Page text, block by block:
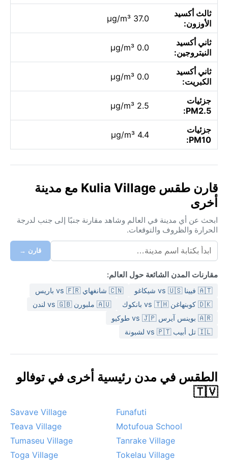
ثالث أكسيد
الأوزون:
37.0 µg/m³
ثاني أكسيد
النيتروجين:
0.0 µg/m³
ثاني أكسيد
الكبريت:
0.0 µg/m³
جزئيات
PM2.5:
2.5 µg/m³
جزئيات
PM10:
4.4 µg/m³
قارن طقس Kulia Village مع مدينة
أخرى
ابحث عن أي مدينة في العالم وشاهد مقارنة جنبًا إلى جنب لدرجة
الحرارة والظروف والتوقعات.
قارن →
مقارنات المدن الشائعة حول العالم:
🇦🇹 فيينا vs 🇺🇸 شيكاغو
🇨🇳 شانغهاي vs 🇫🇷 باريس
🇩🇰 كوبنهاغن vs 🇹🇭 بانكوك
🇦🇺 ملبورن vs 🇬🇧 لندن
🇦🇷 بوينس آيرس vs 🇯🇵 طوكيو
🇮🇱 تل أبيب vs 🇵🇹 لشبونة
الطقس في مدن رئيسية أخرى في توفالو
🇹🇻
Funafuti
Savave Village
Motufoua School
Teava Village
Tanrake Village
Tumaseu Village
Tokelau Village
Toga Village